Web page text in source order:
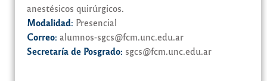
anestésicos quirúrgicos.
Modalidad: Presencial
Correo: alumnos-sgcs@fcm.unc.edu.ar
Secretaría de Posgrado: sgcs@fcm.unc.edu.ar